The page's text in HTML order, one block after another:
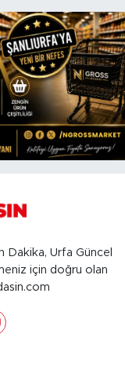
Dakika, Urfa Güncel
için doğru olan